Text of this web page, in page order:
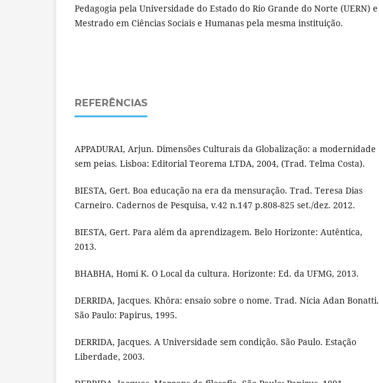
Pedagogia pela Universidade do Estado do Rio Grande do Norte (UERN) e
Mestrado em Ciências Sociais e Humanas pela mesma instituição.
REFERÊNCIAS
APPADURAI, Arjun. Dimensões Culturais da Globalização: a modernidade
sem peias. Lisboa: Editorial Teorema LTDA, 2004, (Trad. Telma Costa).
BIESTA, Gert. Boa educação na era da mensuração. Trad. Teresa Dias
Carneiro. Cadernos de Pesquisa, v.42 n.147 p.808-825 set./dez. 2012.
BIESTA, Gert. Para além da aprendizagem. Belo Horizonte: Autêntica,
2013.
BHABHA, Homi K. O Local da cultura. Horizonte: Ed. da UFMG, 2013.
DERRIDA, Jacques. Khôra: ensaio sobre o nome. Trad. Nícia Adan Bonatti.
São Paulo: Papirus, 1995.
DERRIDA, Jacques. A Universidade sem condição. São Paulo. Estação
Liberdade, 2003.